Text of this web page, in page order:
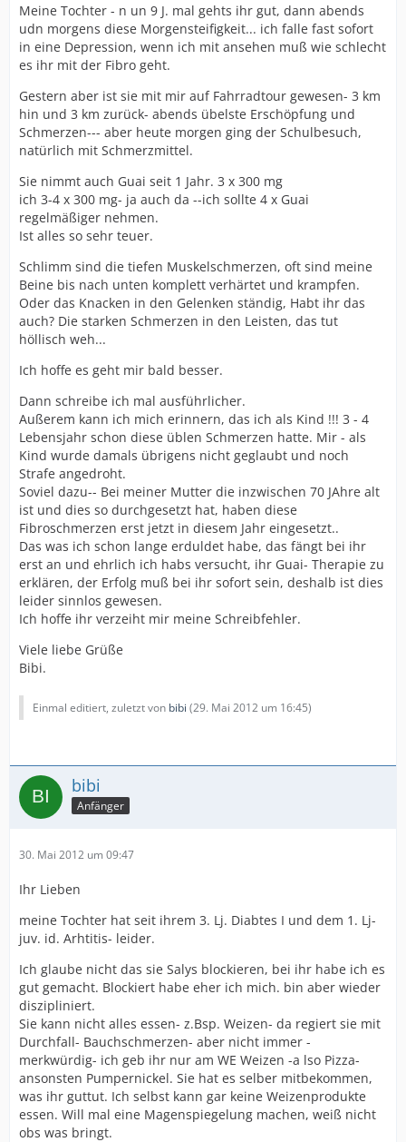
Meine Tochter - n un 9 J. mal gehts ihr gut, dann abends
udn morgens diese Morgensteifigkeit... ich falle fast sofort
in eine Depression, wenn ich mit ansehen muß wie schlecht
es ihr mit der Fibro geht.
Gestern aber ist sie mit mir auf Fahrradtour gewesen- 3 km
hin und 3 km zurück- abends übelste Erschöpfung und
Schmerzen--- aber heute morgen ging der Schulbesuch,
natürlich mit Schmerzmittel.
Sie nimmt auch Guai seit 1 Jahr. 3 x 300 mg
ich 3-4 x 300 mg- ja auch da --ich sollte 4 x Guai
regelmäßiger nehmen.
Ist alles so sehr teuer.
Schlimm sind die tiefen Muskelschmerzen, oft sind meine
Beine bis nach unten komplett verhärtet und krampfen.
Oder das Knacken in den Gelenken ständig, Habt ihr das
auch? Die starken Schmerzen in den Leisten, das tut
höllisch weh...
Ich hoffe es geht mir bald besser.
Dann schreibe ich mal ausführlicher.
Außerem kann ich mich erinnern, das ich als Kind !!! 3 - 4
Lebensjahr schon diese üblen Schmerzen hatte. Mir - als
Kind wurde damals übrigens nicht geglaubt und noch
Strafe angedroht.
Soviel dazu-- Bei meiner Mutter die inzwischen 70 JAhre alt
ist und dies so durchgesetzt hat, haben diese
Fibroschmerzen erst jetzt in diesem Jahr eingesetzt..
Das was ich schon lange erduldet habe, das fängt bei ihr
erst an und ehrlich ich habs versucht, ihr Guai- Therapie zu
erklären, der Erfolg muß bei ihr sofort sein, deshalb ist dies
leider sinnlos gewesen.
Ich hoffe ihr verzeiht mir meine Schreibfehler.
Viele liebe Grüße
Bibi.
Einmal editiert, zuletzt von bibi (29. Mai 2012 um 16:45)
bibi
Anfänger
30. Mai 2012 um 09:47
Ihr Lieben
meine Tochter hat seit ihrem 3. Lj. Diabtes I und dem 1. Lj-
juv. id. Arhtitis- leider.
Ich glaube nicht das sie Salys blockieren, bei ihr habe ich es
gut gemacht. Blockiert habe eher ich mich. bin aber wieder
diszipliniert.
Sie kann nicht alles essen- z.Bsp. Weizen- da regiert sie mit
Durchfall- Bauchschmerzen- aber nicht immer -
merkwürdig- ich geb ihr nur am WE Weizen -a lso Pizza-
ansonsten Pumpernickel. Sie hat es selber mitbekommen,
was ihr guttut. Ich selbst kann gar keine Weizenprodukte
essen. Will mal eine Magenspiegelung machen, weiß nicht
obs was bringt.